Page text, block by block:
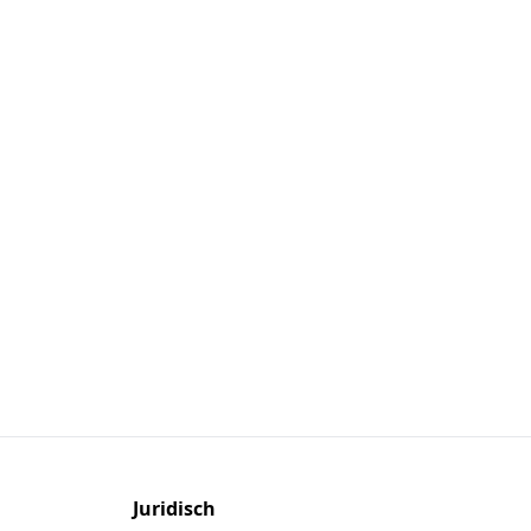
Juridisch